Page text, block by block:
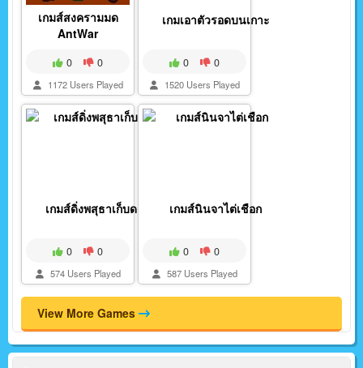
เกมส์สงครามมด
AntWar
0 0
1172 Users Played
เกมเอาตัวรอดบนเกาะ
0 0
1520 Users Played
เกมส์ดิ่งพสุธาเก็บดา...
0 0
574 Users Played
เกมส์นินจาไต่เชือก
0 0
587 Users Played
View More Games